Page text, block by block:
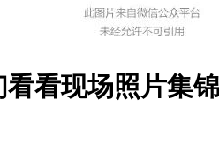
看现场照片集